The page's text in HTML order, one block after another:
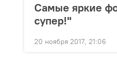
Самые яркие
супер!"
20 ноября 2017, 21:06